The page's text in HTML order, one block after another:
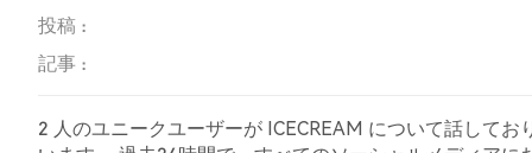
投稿 :
記事 :
2 人のユニークユーザーが ICECREAM について話して